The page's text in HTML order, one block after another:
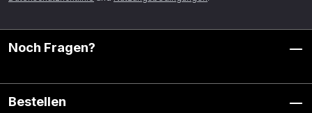
Noch Fragen?
Bestellen